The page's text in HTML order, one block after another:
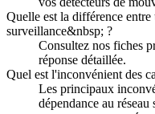
Quelle est la différence entre
surveillance&nbsp; ?
Consultez nos fiches
réponse détaillée.
Quel est l'inconvénient des
Les principaux
dépendance au